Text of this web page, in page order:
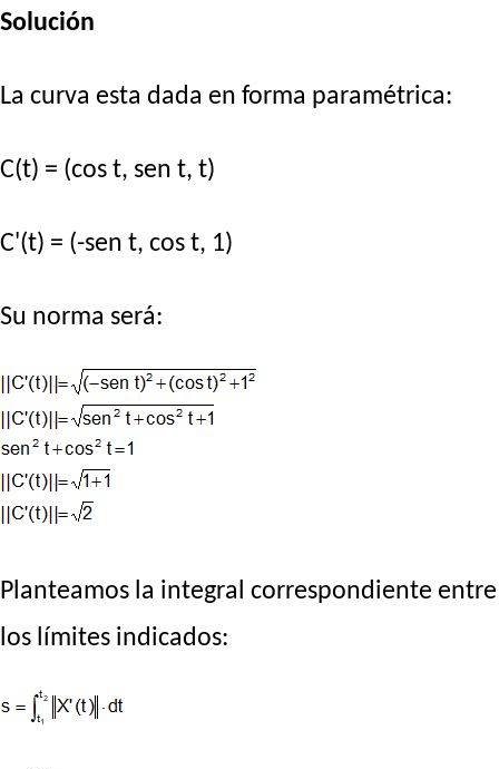
Solución
La curva esta dada en forma paramétrica:
C(t) = (cos t, sen t, t)
C'(t) = (-sen t, cos t, 1)
Su norma será:
Planteamos la integral correspondiente entre
los límites indicados: